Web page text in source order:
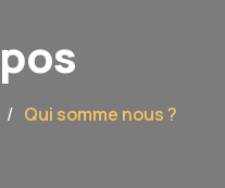
Qui somme nous ?